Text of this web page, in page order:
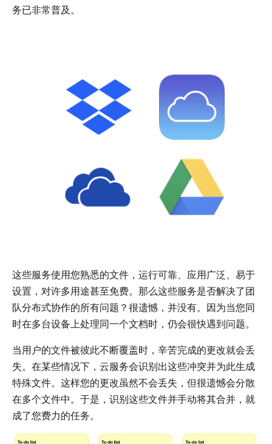
务已非常普及。
这些服务使用您熟悉的文件，运行可靠、应用广泛、易于
设置，对许多用途甚至免费。那么这些服务是否解决了团
队分布式协作的所有问题？很遗憾，并没有。因为当您同
时在多台设备上处理同一个文档时，仍会很快遇到问题。
当用户的文件被彼此不断覆盖时，辛苦完成的更改就会丢
失。在某些情况下，云服务会识别出这些冲突并为此生成
特殊文件。这样您的更改虽然不会丢失，但很遗憾会分散
在多个文件中。于是，识别这些文件并手动将其合并，就
成了您费力的任务。